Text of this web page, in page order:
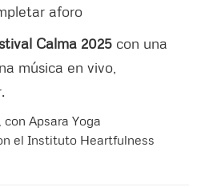
aforo
Calma 2025 con una
música en vivo,
Apsara Yoga
el Instituto Heartfulness